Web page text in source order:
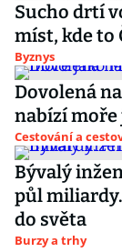
Sucho drtí
míst, kde to
Byznys
Dovolená
nabízí moře
Cestování a
Bývalý
půl
do světa
Burzy a trhy